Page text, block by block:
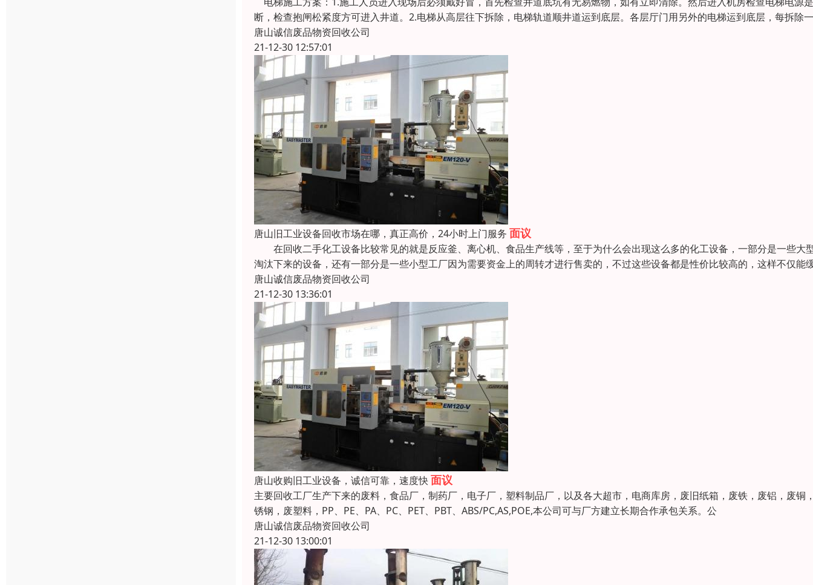
断，检查抱闸松紧度方可进入井道。2.电梯从高层往下拆除，电梯轨道顺井道运到底层。各层厅门用另外的电梯运到底层，每拆除一
唐山诚信废品物资回收公司
21-12-30 12:57:01
唐山旧工业设备回收市场在哪，真正高价，24小时上门服务 面议
在回收二手化工设备比较常见的就是反应釜、离心机、食品生产线等，至于为什么会出现这么多的化工设备，一部分是一些大
淘汰下来的设备，还有一部分是一些小型工厂因为需要资金上的周转才进行售卖的，不过这些设备都是性价比较高的，这样不仅能
唐山诚信废品物资回收公司
21-12-30 13:36:01
唐山收购旧工业设备，诚信可靠，速度快面议
主要回收工厂生产下来的废料，食品厂，制药厂，电子厂，塑料制品厂，以及各大超市，电商库房，废旧纸箱，废铁，废铝，废铜
锈钢，废塑料，PP、PE、PA、PC、PET、PBT、ABS/PC,AS,POE,本公司可与厂方建立长期合作承包关系。公
唐山诚信废品物资回收公司
21-12-30 13:00:01